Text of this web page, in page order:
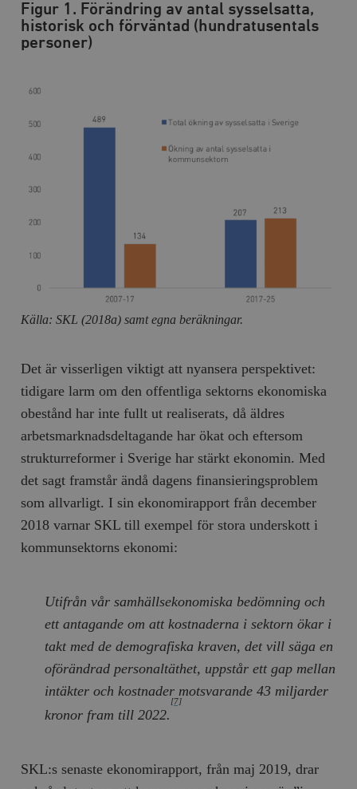
Figur 1. Förändring av antal sysselsatta,
historisk och förväntad (hundratusentals
personer)
Källa: SKL (2018a) samt egna beräkningar.
Det är visserligen viktigt att nyansera perspektivet:
tidigare larm om den offentliga sektorns ekonomiska
obestånd har inte fullt ut realiserats, då äldres
arbetsmarknadsdeltagande har ökat och eftersom
strukturreformer i Sverige har stärkt ekonomin. Med
det sagt framstår ändå dagens finansieringsproblem
som allvarligt. I sin ekonomirapport från december
2018 varnar SKL till exempel för stora underskott i
kommunsektorns ekonomi:
Utifrån vår samhällsekonomiska bedömning och
ett antagande om att kostnaderna i sektorn ökar i
takt med de demografiska kraven, det vill säga en
oförändrad personaltäthet, uppstår ett gap mellan
intäkter och kostnader motsvarande 43 miljarder
kronor fram till 2022.
[7]
SKL:s senaste ekonomirapport, från maj 2019, drar